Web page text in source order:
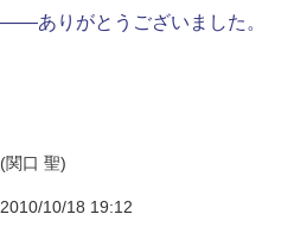
――ありがとうございました。
(関口 聖)
2010/10/18 19:12